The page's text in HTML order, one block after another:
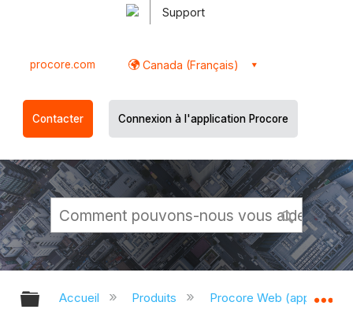
Support
procore.com Canada (Français)
Contacter Connexion à l'application Procore
Développer/réduire la hiérarchie
Accueil Produits Procore Web